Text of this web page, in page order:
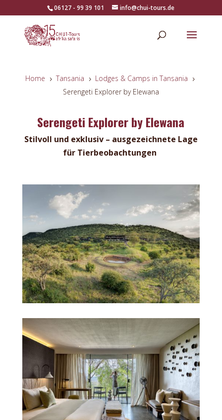
06127 - 99 39 101 info@chui-tours.de
Home 5 Tansania 5 Lodges & Camps in Tansania 5
Serengeti Explorer by Elewana
Serengeti Explorer by Elewana
Stilvoll und exklusiv – ausgezeichnete Lage
für Tierbeobachtungen